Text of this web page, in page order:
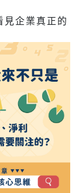
見企業真正的